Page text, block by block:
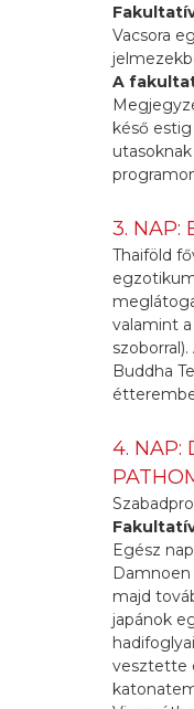
Vacsora
A
késő
3. NAP:
Thaiföld
valamint
Buddha
4. NAP:
Egész
majd
japánok
vesztette